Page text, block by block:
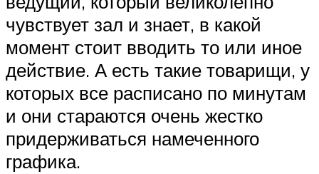
чувствует зал и знает, в какой
момент стоит вводить то или иное
действие. А есть такие товарищи, у
которых все расписано по минутам
и они стараются очень жестко
придерживаться намеченного
графика.